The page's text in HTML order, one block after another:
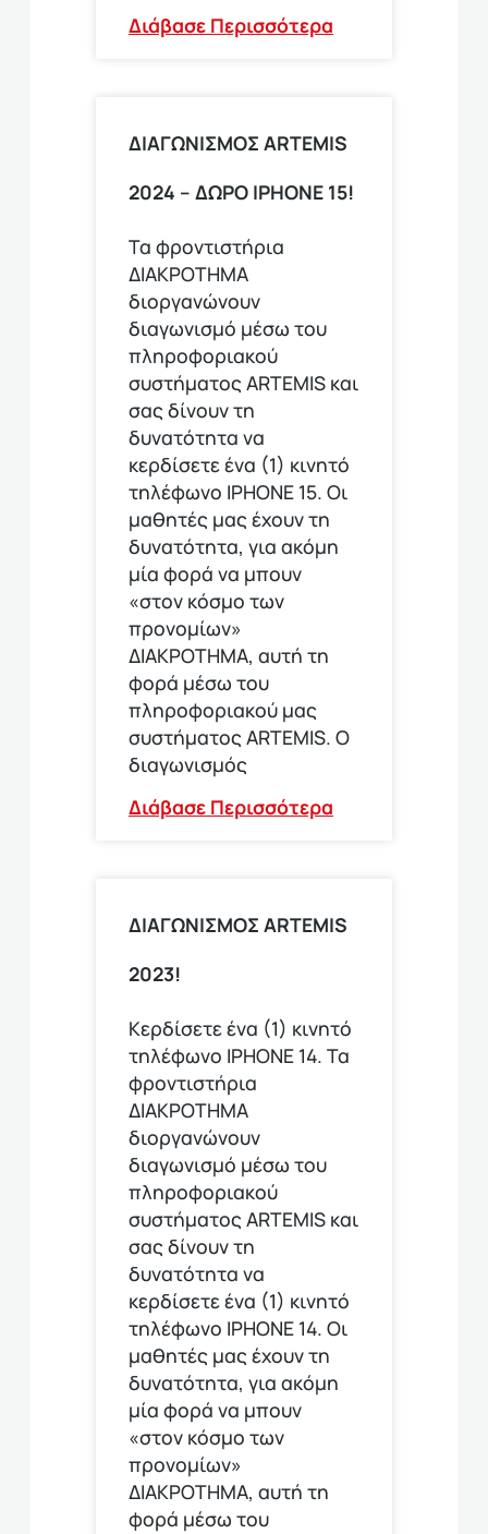
Διάβασε Περισσότερα
ΔΙΑΓΩΝΙΣΜΟΣ ΑRTEMIS
2024 – ΔΩΡΟ IPHONE 15!
Τα φροντιστήρια
ΔΙΑΚΡΟΤΗΜΑ
διοργανώνουν
διαγωνισμό μέσω του
πληροφοριακού
συστήματος ARTEMIS και
σας δίνουν τη
δυνατότητα να
κερδίσετε ένα (1) κινητό
τηλέφωνο ΙΡΗΟΝΕ 15. Οι
μαθητές μας έχουν τη
δυνατότητα, για ακόμη
μία φορά να μπουν
«στον κόσμο των
προνομίων»
ΔΙΑΚΡΟΤΗΜΑ, αυτή τη
φορά μέσω του
πληροφοριακού μας
συστήματος ARTEMIS. Ο
διαγωνισμός
Διάβασε Περισσότερα
ΔΙΑΓΩΝΙΣΜΟΣ ARTEMIS
2023!
Κερδίσετε ένα (1) κινητό
τηλέφωνο ΙΡΗΟΝΕ 14. Τα
φροντιστήρια
ΔΙΑΚΡΟΤΗΜΑ
διοργανώνουν
διαγωνισμό μέσω του
πληροφοριακού
συστήματος ARTEMIS και
σας δίνουν τη
δυνατότητα να
κερδίσετε ένα (1) κινητό
τηλέφωνο ΙΡΗΟΝΕ 14. Οι
μαθητές μας έχουν τη
δυνατότητα, για ακόμη
μία φορά να μπουν
«στον κόσμο των
προνομίων»
ΔΙΑΚΡΟΤΗΜΑ, αυτή τη
φορά μέσω του